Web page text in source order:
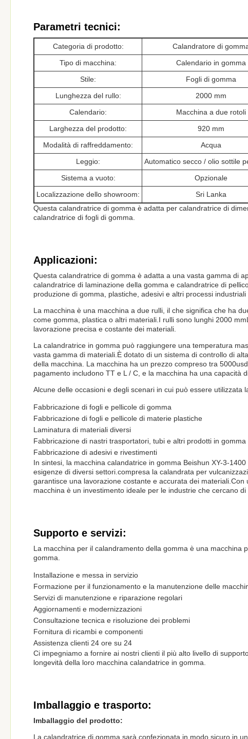
Parametri tecnici:
Categoria di prodotto:
Calandratore di
Tipo di macchina:
Calendario in gomma
Stile:
Fogli di gomma
Lunghezza del rullo:
2000 mm
Calendario:
Macchina a due rotoli
Larghezza del prodotto:
920 mm
Modalità di raffreddamento:
Acqua
Leggio:
Automatico secco / olio sottile
Sistema a vuoto:
Opzionale
Localizzazione dello showroom:
Sri Lanka
Questa calandratrice di gomma è adatta per calandratrice di
calandratrice di fogli di gomma.
Applicazioni:
Questa calandratrice di gomma è adatta a una vasta gamma di
calandratrice di laminazione della gomma e calandratrice di
produzione di gomma, plastiche, adesivi e altri processi
La macchina è una macchina a due rulli, il che significa che ha
come gomma, plastica o altri materiali.I rulli sono lunghi 2000
lavorazione precisa e costante dei materiali.
La calandratrice in gomma può raggiungere una temperatura
vasta gamma di materiali.È dotato di un sistema di controllo di
della macchina. La macchina ha un prezzo compreso tra
pagamento includono TT e L / C, e la macchina ha una capacità
Alcune delle occasioni e degli scenari in cui può essere utilizzata
Fabbricazione di fogli e pellicole di gomma
Fabbricazione di fogli e pellicole di materie plastiche
Laminatura di materiali diversi
Fabbricazione di nastri trasportatori, tubi e altri prodotti in gomma
Fabbricazione di adesivi e rivestimenti
In sintesi, la macchina calandatrice in gomma Beishun XY-3-
esigenze di diversi settori.compresa la calandrata per
garantisce una lavorazione costante e accurata dei
macchina è un investimento ideale per le industrie che cercano
Supporto e servizi:
La macchina per il calandramento della gomma è una macchina
gomma.
Installazione e messa in servizio
Formazione per il funzionamento e la manutenzione delle
Servizi di manutenzione e riparazione regolari
Aggiornamenti e modernizzazioni
Consultazione tecnica e risoluzione dei problemi
Fornitura di ricambi e componenti
Assistenza clienti 24 ore su 24
Ci impegniamo a fornire ai nostri clienti il più alto livello di
longevità della loro macchina calandatrice in gomma.
Imballaggio e trasporto:
Imballaggio del prodotto:
La calandratrice di gomma sarà confezionata in modo sicuro in